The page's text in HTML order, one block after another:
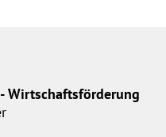
Wirtschaftsförderung